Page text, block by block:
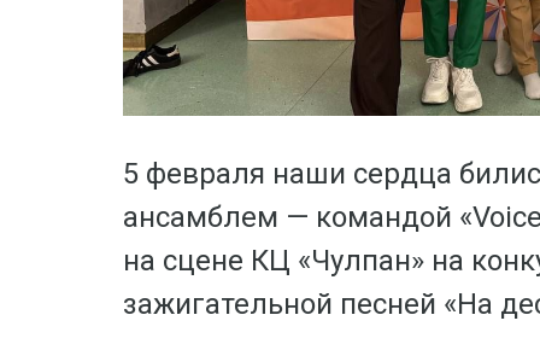
5 февраля наши сердца
ансамблем — командой
на сцене КЦ «Чулпан» на
зажигательной песней «На